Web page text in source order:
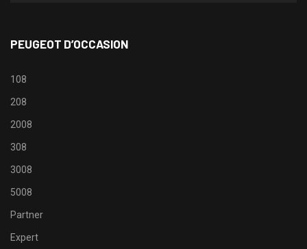
PEUGEOT D’OCCASION
108
208
2008
308
3008
5008
Partner
Expert